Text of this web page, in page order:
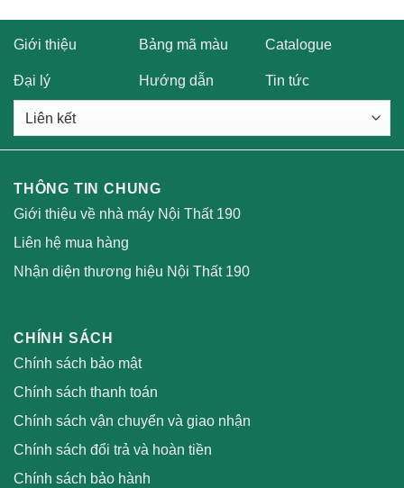
Giới thiệu Bảng mã màu Catalogue
Đại lý Hướng dẫn Tin tức
THÔNG TIN CHUNG
Giới thiệu về nhà máy Nội Thất 190
Liên hệ mua hàng
Nhận diện thương hiệu Nội Thất 190
CHÍNH SÁCH
Chính sách bảo mật
Chính sách thanh toán
Chính sách vận chuyển và giao nhận
Chính sách đổi trả và hoàn tiền
Chính sách bảo hành